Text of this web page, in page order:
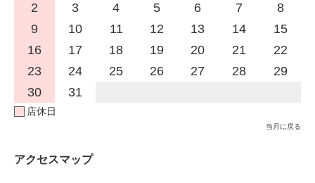
2
3 4 5 6 7
8
9
10 11 12 13 14
15
16
17 18 19 20 21
22
23
24 25 26 27 28
29
30
31
店休日
当月に戻る
アクセスマップ